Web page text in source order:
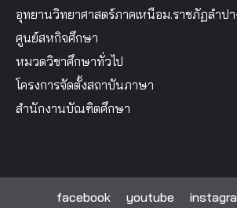
อุทยานวิทยาศาสตร์ภาคเหนือม.ราชภัฏลำปา
ศูนย์สหกิจศึกษา
หมวดวิชาศึกษาทั่วไป
โครงการจัดตั้งสถาบันภาษา
สำนักงานบัณฑิตศึกษา
facebook youtube